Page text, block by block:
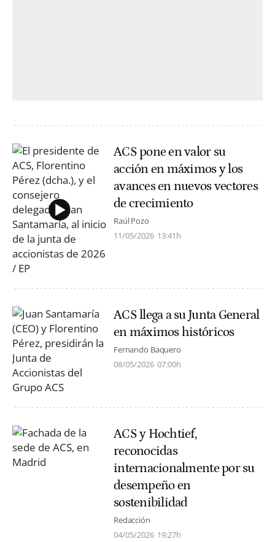
ACS pone en valor su
acción en máximos y los
avances en nuevos vectores
de crecimiento
Raúl Pozo
11/05/2026 13:41h
ACS llega a su Junta General
en máximos históricos
Fernando Baquero
08/05/2026 07:00h
ACS y Hochtief,
reconocidas
internacionalmente por su
desempeño en
sostenibilidad
Redacción
04/05/2026 19:27h